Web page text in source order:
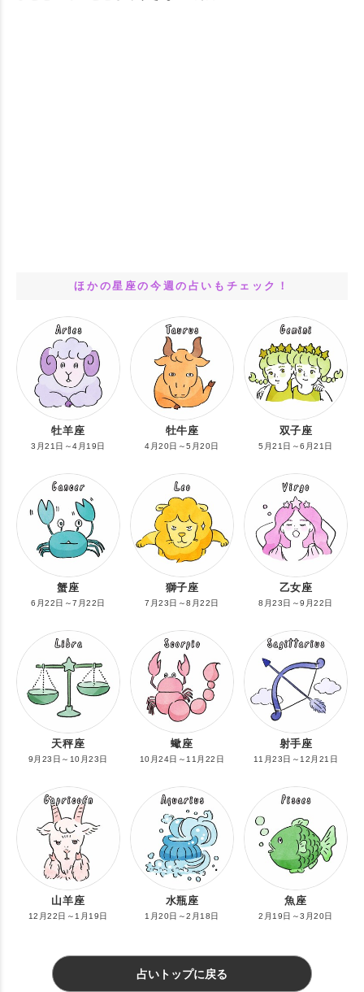
ほかの星座の今週の占いもチェック！
牡羊座
3月21日～4月19日
牡牛座
4月20日～5月20日
双子座
5月21日～6月21日
蟹座
6月22日～7月22日
獅子座
7月23日～8月22日
乙女座
8月23日～9月22日
天秤座
9月23日～10月23日
蠍座
10月24日～11月22日
射手座
11月23日～12月21日
山羊座
12月22日～1月19日
水瓶座
1月20日～2月18日
魚座
2月19日～3月20日
占いトップに戻る